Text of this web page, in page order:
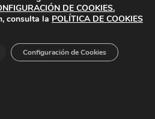
La iglesia R-29 39313 Polanco
82 42 00
+34 942 82 49 75
DE COOKIES.
consulta la POLÍTICA DE COOKIES
Configuración de Cookies